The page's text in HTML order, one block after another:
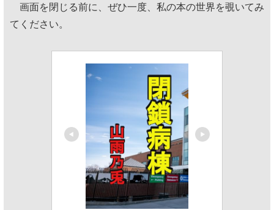
画面を閉じる前に、ぜひ一度、私の本の世界を覗いてみ
てください。